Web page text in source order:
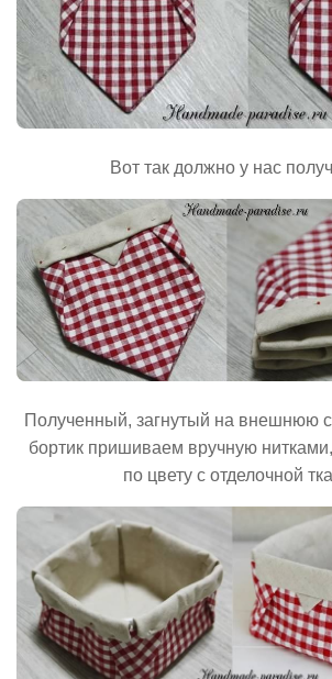
Вот так должно у нас
Полученный, загнутый на внешнюю
бортик пришиваем вручную
по цвету с отделочной